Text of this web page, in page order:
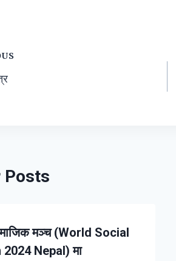
Posts
मञ्च (World Social
Nepal) मा